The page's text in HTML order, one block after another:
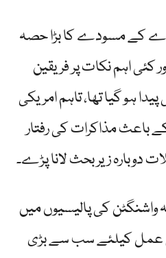
کے مسودے کا بڑا حصہ
کئی اہم نکات پر فریقین
ہو گیا تھا، تاہم امریکی
باعث مذاکرات کی رفتار
دوبارہ زیر بحث لانا پڑے۔
واشنگٹن کی پالیسیوں میں
عمل کیلئے سب سے بڑی